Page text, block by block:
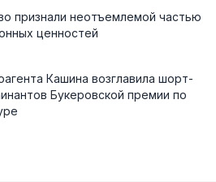
признали неотъемлемой частью
ценностей
Кашина возглавила шорт-
Букеровской премии по